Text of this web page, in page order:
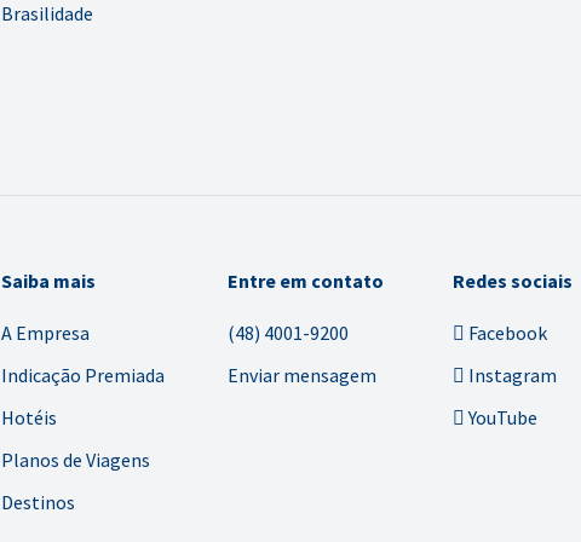
Brasilidade
Saiba mais
A Empresa
Indicação Premiada
Hotéis
Planos de Viagens
Destinos
Entre em contato
(48) 4001-9200
Enviar mensagem
Redes sociais
Facebook
Instagram
YouTube